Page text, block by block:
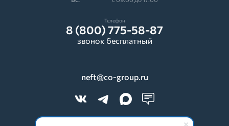
Телефон
8 (800) 775-58-87
звонок бесплатный
neft@co-group.ru